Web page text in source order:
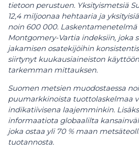
tietoon perustuen. Yksityismetsiä
12,4 miljoonaa hehtaaria ja
noin 600 000.
Montgomery-Vartia indeksiin, joka
jakamisen osatekijöihin
siirtynyt kuukausiaineiston
tarkemman mittauksen.
Suomen metsien muodostaessa
puumarkkinoista tuottolaskelmaa
indikatiivisena laajemminkin.
informaatiota globaalilta
joka ostaa yli 70 % maan
tuotannosta.